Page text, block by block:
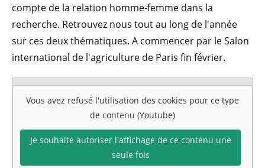
compte de la relation homme-femme dans la
recherche. Retrouvez nous tout au long de l'année
sur ces deux thématiques. A commencer par le Salon
international de l'agriculture de Paris fin février.
Vous avez refusé l'utilisation des cookies pour ce type
de contenu (Youtube)
Je souhaite autoriser l'affichage de ce contenu une
seule fois